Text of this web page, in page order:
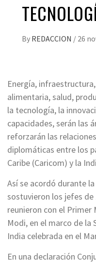
By REDACCION / 26
Energía,
alimentaria, salud,
la tecnología, la
capacidades, serán las
reforzarán las
diplomáticas entre los
Caribe (Caricom) y la
Así se acordó durante
sostuvieron los jefes de
reunieron con el Primer
Modi, en el marco de la
India celebrada en el
En una declaración